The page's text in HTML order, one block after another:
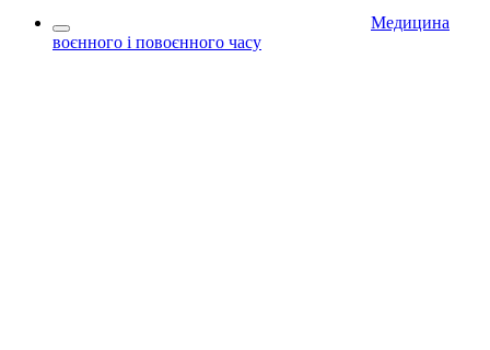
Медицина
воєнного і повоєнного часу